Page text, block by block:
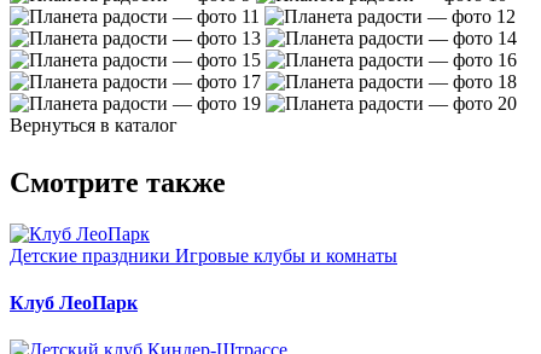
Вернуться в каталог
Смотрите также
Детские праздники Игровые клубы и комнаты
Клуб ЛеоПарк